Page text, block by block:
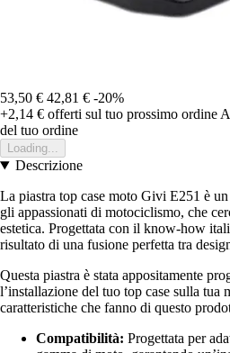
53,50 € 42,81 € -20%
+2,14 € offerti sul tuo prossimo ordine
del tuo ordine
Loading...
Descrizione
La piastra top case moto Givi E251 è
gli appassionati di motociclismo, che
estetica. Progettata con il know-how
risultato di una fusione perfetta tra
Questa piastra è stata appositamente
l’installazione del tuo top case sulla tua
caratteristiche che fanno di questo
Compatibilità: Progettata per